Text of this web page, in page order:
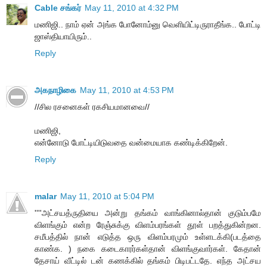
Cable சங்கர் May 11, 2010 at 4:32 PM
மணிஜி.. நாம் ஏன் அங்க போனோம்னு வெளியிட்டிருராதீங்க.. போட்டி
ஜாஸ்தியாயிரும்..
Reply
அகநாழிகை May 11, 2010 at 4:53 PM
//சில ரசனைகள் ரகசியமானவை//
மணிஜி,
என்னோடு போட்டியிடுவதை வன்மையாக கண்டிக்கிறேன்.
Reply
malar May 11, 2010 at 5:04 PM
''''அட்சயத்ருதியை அன்று தங்கம் வாங்கினால்தான் குடும்பமே
விளங்கும் என்ற ரேஞ்சுக்கு விளம்பரங்கள் தூள் பறத்துகின்றன.
சமீபத்தில் நான் எடுத்த ஒரு விளம்பரமும் உள்ளடக்கி(படத்தை
காண்க. ) நகை கடைகாரர்கள்தான் விளங்குவார்கள். கேதான்
தேசாய் வீட்டில் டன் கணக்கில் தங்கம் பிடிபட்டதே. எந்த அட்சய